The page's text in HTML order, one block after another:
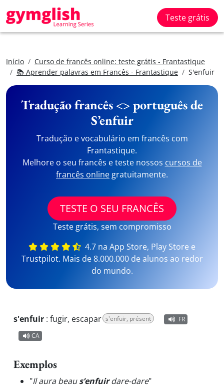
Teste grátis
Início
Curso de francês online: teste grátis - Frantastique
📚 Aprender palavras em Francês - Frantastique
S'enfuir
Tradução francês <> português de
S’enfuir
Tradução e vocabulário em francês com
Frantastique.
Melhore o seu francês e teste nossos cursos de
francês online gratuitamente.
TESTE O SEU FRANCÊS
Teste grátis, sem compromisso
4.7 na App Store, Play Store e
Trustpilot. Mais de 8.000.000 de alunos ao redor
do mundo.
s'enfuir : fugir, escapar s'enfuir, présent
FR
CA
Exemplos
"Il aura beaus’enfuirdare-dare"